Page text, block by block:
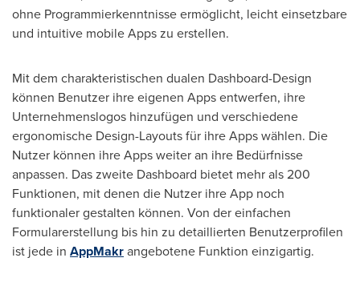
ohne Programmierkenntnisse ermöglicht, leicht einsetzbare
und intuitive mobile Apps zu erstellen.
Mit dem charakteristischen dualen Dashboard-Design
können Benutzer ihre eigenen Apps entwerfen, ihre
Unternehmenslogos hinzufügen und verschiedene
ergonomische Design-Layouts für ihre Apps wählen. Die
Nutzer können ihre Apps weiter an ihre Bedürfnisse
anpassen. Das zweite Dashboard bietet mehr als 200
Funktionen, mit denen die Nutzer ihre App noch
funktionaler gestalten können. Von dereinfachen
Formularerstellung bis hin zu detaillierten Benutzerprofilen
ist jede in AppMakrangebotene Funktion einzigartig.